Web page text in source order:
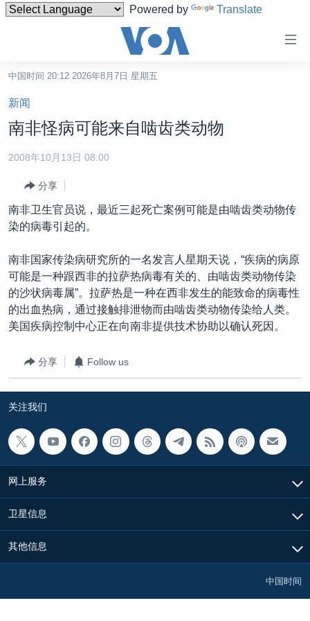
Powered by Translate
碍
链
接
跳
转
跳
导
转
港澳
国际
印太
中东
欧洲
美洲
全球议题
经济·金融·贸易
人权·法律·宗教
科教·文娱·体健
劳工
环境
美中关系
热点专题
白宫要闻
美中关系
美国建国250周年
埃博拉疫情
美国之音专访
重要讲话与声明
南中国海争端
关注西藏
关注新疆
VOA视频
中文广播
关注我们
其他语言网站
中国时间 20:12 2026年8月7日 星期五
新闻
南非怪病可能来自啮齿类动物
2008年10月13日 08:00
分享
南非卫生官员说，最近三起死亡案例可能是由啮齿类动物传
染的病毒引起的。
南非国家传染病研究所的一名发言人星期天说，“疾病的病原
可能是一种跟西非的拉萨热病毒有关的、由啮齿类动物传染
的沙状病毒属”。拉萨热是一种在西非发生的能致命的病毒性
的出血热病，通过接触排泄物而由啮齿类动物传染给人类。
美国疾病控制中心正在向南非提供技术协助以确认死因。
分享 Follow us
关注我们
网上服务
卫星信息
其他信息
中国时间